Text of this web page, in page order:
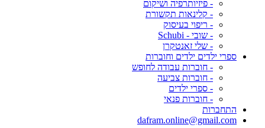
- פיזיותרפיה ושיקום
- קלינאות תקשורת
- ריפוי בעיסוק
- שובי - Schubi
- שלי זאנטקרן
ספרי ילדים ילדים וחוברות
- חוברות עבודה לחופש
- חוברות צביעה
- ספרי ילדים
- חוברות פנאי
התחברות
dafram.online@gmail.com